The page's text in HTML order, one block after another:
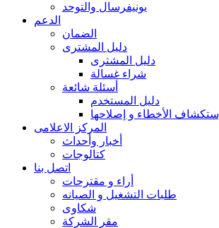
يونيفرسال والتوحد
الدعم
الضمان
دليل المشترى
دليل المشترى
شراء غسالة
أسئلة شائعة
دليل المستخدم
إستكشاف الأخطاء و إصلاحها
المركز الاعلامى
أخبار وأحداث
كتالوجات
اتصل بنا
أراء و مقترحات
طلبات التشغيل و الصيانه
شكاوى
مقر الشركة